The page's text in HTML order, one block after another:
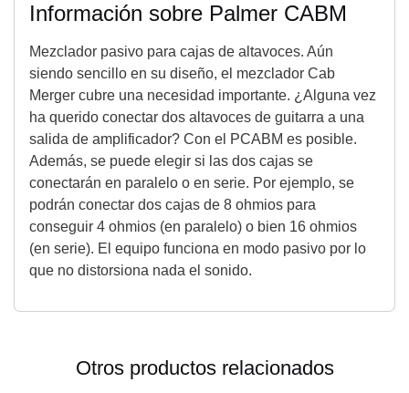
Información sobre Palmer CABM
Mezclador pasivo para cajas de altavoces. Aún
siendo sencillo en su diseño, el mezclador Cab
Merger cubre una necesidad importante. ¿Alguna vez
ha querido conectar dos altavoces de guitarra a una
salida de amplificador? Con el PCABM es posible.
Además, se puede elegir si las dos cajas se
conectarán en paralelo o en serie. Por ejemplo, se
podrán conectar dos cajas de 8 ohmios para
conseguir 4 ohmios (en paralelo) o bien 16 ohmios
(en serie). El equipo funciona en modo pasivo por lo
que no distorsiona nada el sonido.
Otros productos relacionados